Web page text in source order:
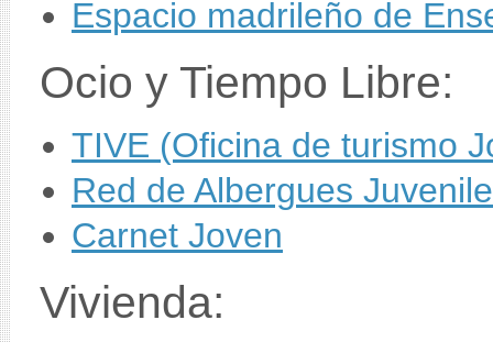
Espacio madrileño de
Ocio y Tiempo Libre:
TIVE (Oficina de turismo
Red de Albergues
Carnet Joven
Vivienda: